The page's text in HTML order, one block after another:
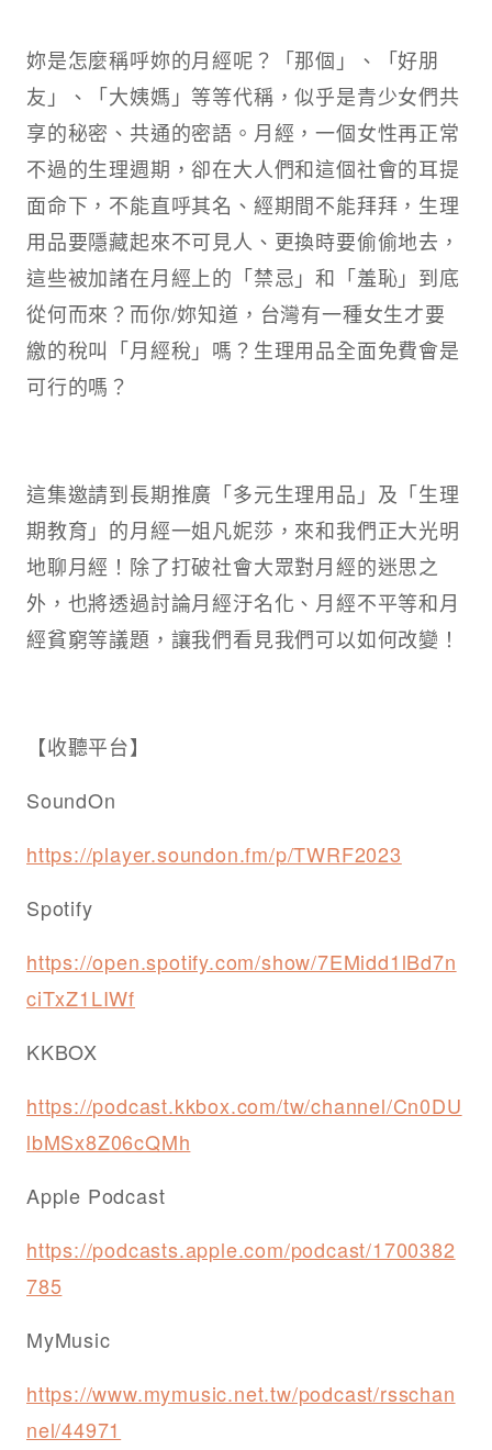
妳是怎麼稱呼妳的月經呢？「那個」、「好朋
友」、「大姨媽」等等代稱，似乎是青少女們共
享的秘密、共通的密語。月經，一個女性再正常
不過的生理週期，卻在大人們和這個社會的耳提
面命下，不能直呼其名、經期間不能拜拜，生理
用品要隱藏起來不可見人、更換時要偷偷地去，
這些被加諸在月經上的「禁忌」和「羞恥」到底
從何而來？而你/妳知道，台灣有一種女生才要
繳的稅叫「月經稅」嗎？生理用品全面免費會是
可行的嗎？
這集邀請到長期推廣「多元生理用品」及「生理
期教育」的月經一姐凡妮莎，來和我們正大光明
地聊月經！除了打破社會大眾對月經的迷思之
外，也將透過討論月經汙名化、月經不平等和月
經貧窮等議題，讓我們看見我們可以如何改變！
【收聽平台】
SoundOn
https://player.soundon.fm/p/TWRF2023
Spotify
https://open.spotify.com/show/7EMidd1lBd7n
ciTxZ1LIWf
KKBOX
https://podcast.kkbox.com/tw/channel/Cn0DU
lbMSx8Z06cQMh
Apple Podcast
https://podcasts.apple.com/podcast/1700382
785
MyMusic
https://www.mymusic.net.tw/podcast/rsschan
nel/44971